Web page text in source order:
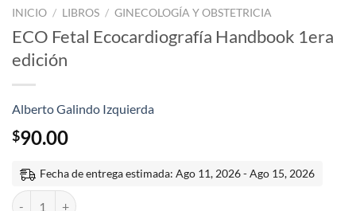
INICIO / LIBROS / GINECOLOGÍA Y OBSTETRICIA
ECO Fetal Ecocardiografía Handbook 1era
edición
Alberto Galindo Izquierda
$90.00
Fecha de entrega estimada: Ago 11, 2026 - Ago 15, 2026
ECO Fetal Ecocardiografía Handbook 1era edición cantidad